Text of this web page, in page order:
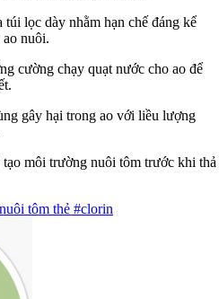
lọc dày nhằm hạn chế đáng kể
nuôi.
cường chạy quạt nước cho ao để
gây hại trong ao với liều lượng
môi trường nuôi tôm trước khi thả
tôm thẻ #clorin